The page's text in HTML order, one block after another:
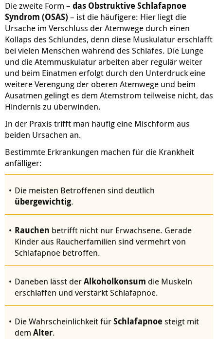
Die zweite Form – das Obstruktive Schlafapnoe
Syndrom (OSAS) – ist die häufigere: Hier liegt die
Ursache im Verschluss der Atemwege durch einen
Kollaps des Schlundes, denn diese Muskulatur erschlafft
bei vielen Menschen während des Schlafes. Die Lunge
und die Atemmuskulatur arbeiten aber regulär weiter
und beim Einatmen erfolgt durch den Unterdruck eine
weitere Verengung der oberen Atemwege und beim
Ausatmen gelingt es dem Atemstrom teilweise nicht, das
Hindernis zu überwinden.
In der Praxis trifft man häufig eine Mischform aus
beiden Ursachen an.
Bestimmte Erkrankungen machen für die Krankheit
anfälliger:
Die meisten Betroffenen sind deutlich
übergewichtig.
Rauchen betrifft nicht nur Erwachsene. Gerade
Kinder aus Raucherfamilien sind vermehrt von
Schlafapnoe betroffen.
Daneben lässt derAlkoholkonsum die Muskeln
erschlaffen und verstärkt Schlafapnoe.
Die Wahrscheinlichkeit fürSchlafapnoe steigt mit
dem Alter.